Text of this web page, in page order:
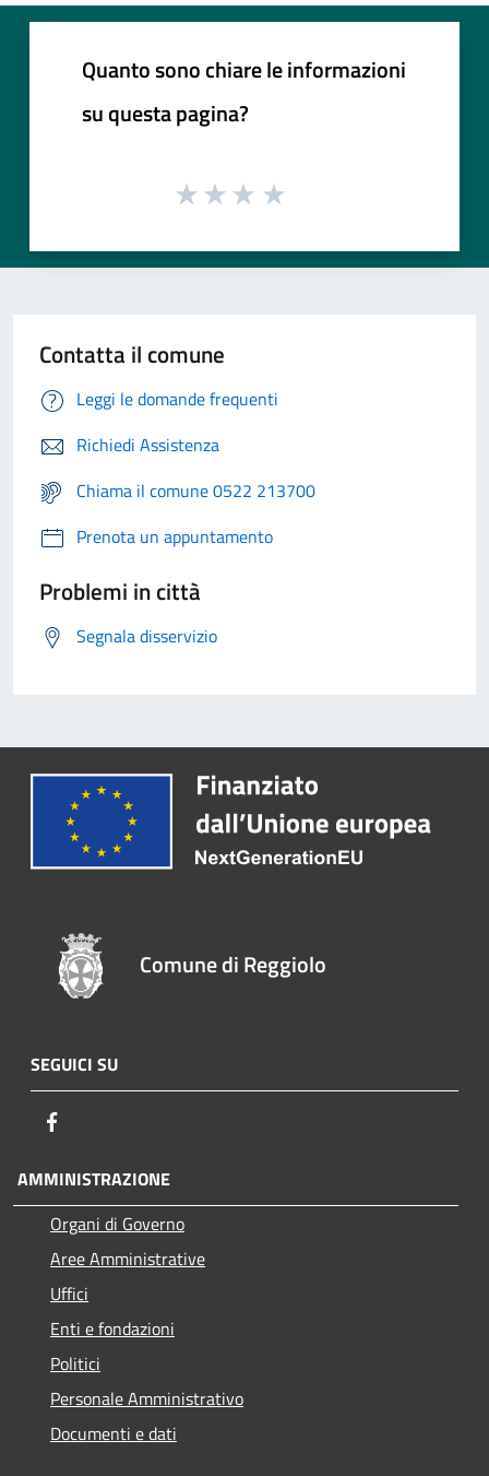
Quanto sono chiare le informazioni
su questa pagina?
Contatta il comune
Leggi le domande frequenti
Richiedi Assistenza
Chiama il comune 0522 213700
Prenota un appuntamento
Problemi in città
Segnala disservizio
Comune di Reggiolo
SEGUICI SU
AMMINISTRAZIONE
Organi di Governo
Aree Amministrative
Uffici
Enti e fondazioni
Politici
Personale Amministrativo
Documenti e dati